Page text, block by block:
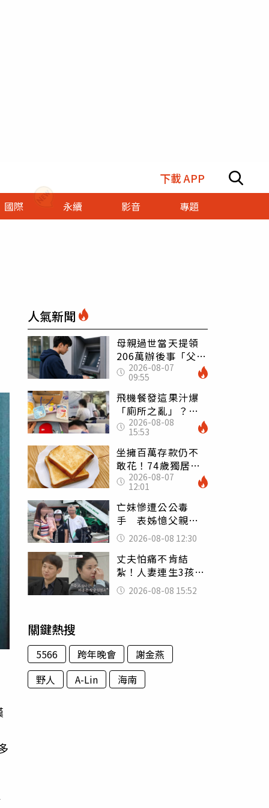
下載 APP
國際 永續 影音 專題
人氣新聞
母親過世當天提領
206萬辦後事「父子
遭判刑」 律師：
搶錢先下手是罪
2026-08-07
09:55
飛機餐發這果汁爆
「廁所之亂」？乘
客崩潰：差點丟大
臉 醫揭3類人別亂
喝
2026-08-08
15:53
坐擁百萬存款仍不
敢花！74歲獨居翁
「1餐只吃1片吐
司」 半年後暴瘦
嚇壞女兒
2026-08-07
12:01
亡妹慘遭公公毒
手 表姊憶父親節
前夕：小舅舅仍到
殯儀館陪她說話
2026-08-08 12:30
丈夫怕痛不肯結
紮！人妻連生3孩
控遭家暴淚喊：真
的好累
2026-08-08 15:52
關鍵熱搜
5566 跨年晚會
謝金燕
野人
A-Lin 海南